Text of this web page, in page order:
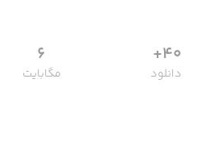
40+
دانلود
6
مگابایت